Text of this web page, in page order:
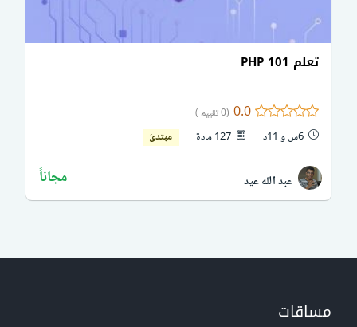
تعلم PHP 101
0.0 (0 تقييم )
6س و 11د 127 مادة مبتدئ
عبد الله عيد مجاناً
مساقات